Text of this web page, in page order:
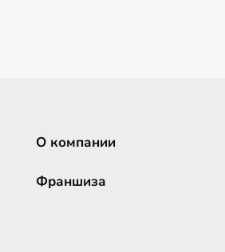
О компании
Франшиза